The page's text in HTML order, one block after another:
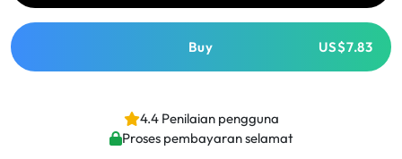
Buy US$7.83
4.4 Penilaian pengguna
Proses pembayaran selamat